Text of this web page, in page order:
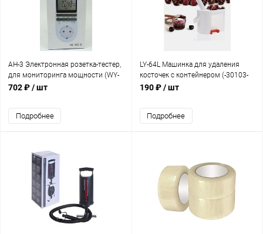
AH-3 Электронная розетка-тестер,
для мониторинга мощности (WY-
11231-11-2-50)
702 ₽/ шт
Подробнее
LY-64L Машинка для удаления
косточек с контейнером (-30103-
50-25-30)
190 ₽/ шт
Подробнее